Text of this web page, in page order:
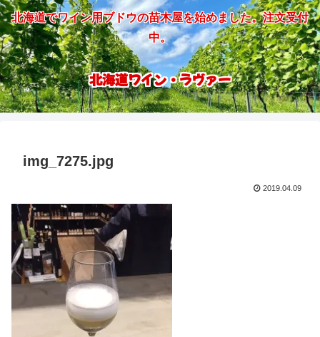
北海道でワイン用ブドウの苗木屋を始めました。注文受付
中。
北海道ワイン・ラヴァー
img_7275.jpg
2019.04.09